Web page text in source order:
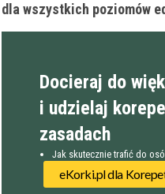
dla wszystkich poziomów
Docieraj do
i udzielaj
zasadach
Jak skutecznie trafić do
eKorki.pl dla